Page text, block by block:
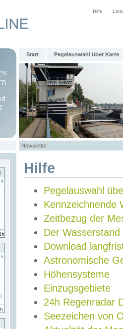
Hilfe
Start Pegelauswahl über Karte
Newsletter
Hilfe
Pegelauswahl
Kennzeichnende
Zeitbezug der
Der Wasserstand
Download
Astronomische
Höhensysteme
Einzugsgebiete
24h Regenradar
Seezeichen von